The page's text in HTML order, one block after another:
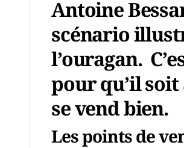
Antoine
scénario
l’ouragan.
pour qu’il
se vend bien.
Les points de